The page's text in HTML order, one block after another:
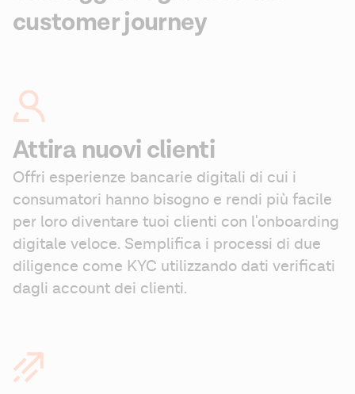
customer journey
Attira nuovi clienti
Offri esperienze bancarie digitali di cui i
consumatori hanno bisogno e rendi più facile
per loro diventare tuoi clienti con l'onboarding
digitale veloce. Semplifica i processi di due
diligence come KYC utilizzando dati verificati
dagli account dei clienti.